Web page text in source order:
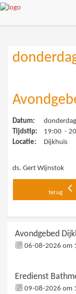
Datum:
Tijdstip:
19:00 -
Locatie:
Dijkhuis
ds. Gert Wijnstok
terug
Avondgebed
06-08-2026 om
Eredienst
09-08-2026 om